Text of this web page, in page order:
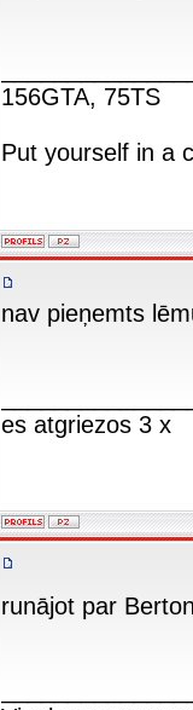
156GTA, 75TS
Put yourself in a
nav pieņemts
es atgriezos 3 x
runājot par